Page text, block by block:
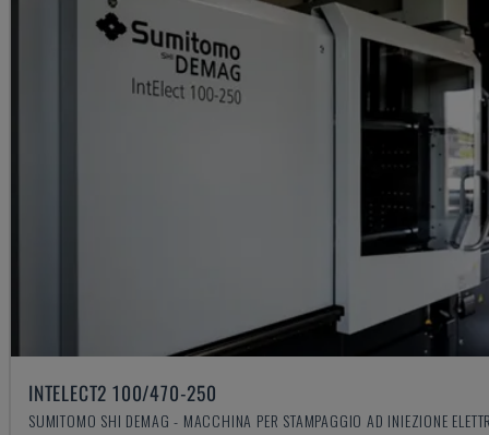
INTELECT2 100/470-250
SUMITOMO SHI DEMAG - MACCHINA PER STAMPAGGIO AD INIEZIONE